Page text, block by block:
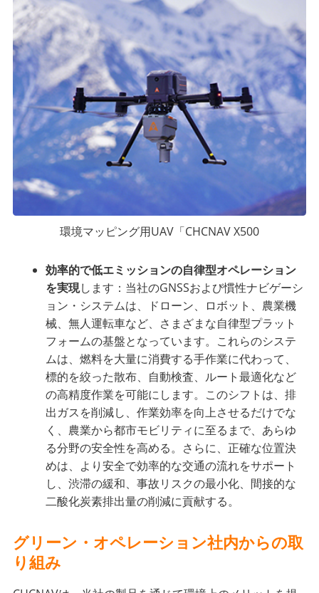
環境マッピング用UAV「CHCNAV X500
効率的で低エミッションの自律型オペレーション
を実現します：当社のGNSSおよび慣性ナビゲーシ
ョン・システムは、ドローン、ロボット、農業機
械、無人運転車など、さまざまな自律型プラット
フォームの基盤となっています。これらのシステ
ムは、燃料を大量に消費する手作業に代わって、
標的を絞った散布、自動検査、ルート最適化など
の高精度作業を可能にします。このシフトは、排
出ガスを削減し、作業効率を向上させるだけでな
く、農業から都市モビリティに至るまで、あらゆ
る分野の安全性を高める。さらに、正確な位置決
めは、より安全で効率的な交通の流れをサポート
し、渋滞の緩和、事故リスクの最小化、間接的な
二酸化炭素排出量の削減に貢献する。
グリーン・オペレーション社内からの取
り組み